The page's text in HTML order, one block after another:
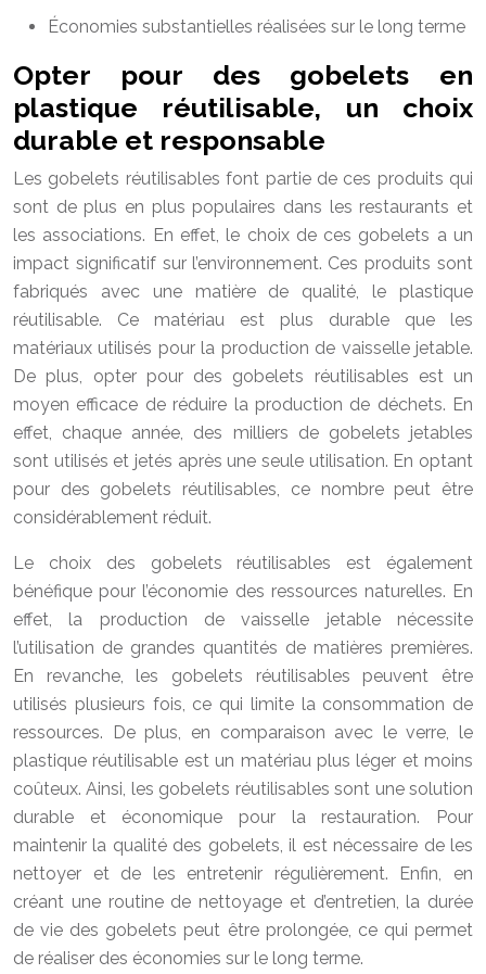
Économies substantielles réalisées sur le long terme
Opter pour des gobelets en
plastique réutilisable, un choix
durable et responsable
Les gobelets réutilisables font partie de ces produits qui
sont de plus en plus populaires dans les restaurants et
les associations. En effet, le choix de ces gobelets a un
impact significatif sur l’environnement. Ces produits sont
fabriqués avec une matière de qualité, le plastique
réutilisable. Ce matériau est plus durable que les
matériaux utilisés pour la production de vaisselle jetable.
De plus, opter pour des gobelets réutilisables est un
moyen efficace de réduire la production de déchets. En
effet, chaque année, des milliers de gobelets jetables
sont utilisés et jetés après une seule utilisation. En optant
pour des gobelets réutilisables, ce nombre peut être
considérablement réduit.
Le choix des gobelets réutilisables est également
bénéfique pour l’économie des ressources naturelles. En
effet, la production de vaisselle jetable nécessite
l’utilisation de grandes quantités de matières premières.
En revanche, les gobelets réutilisables peuvent être
utilisés plusieurs fois, ce qui limite la consommation de
ressources. De plus, en comparaison avec le verre, le
plastique réutilisable est un matériau plus léger et moins
coûteux. Ainsi, les gobelets réutilisables sont une solution
durable et économique pour la restauration. Pour
maintenir la qualité des gobelets, il est nécessaire de les
nettoyer et de les entretenir régulièrement. Enfin, en
créant une routine de nettoyage et d’entretien, la durée
de vie des gobelets peut être prolongée, ce qui permet
de réaliser des économies sur le long terme.